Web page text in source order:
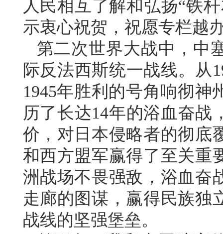
人民相互了解和弘扬“铁
示衷心祝贺，祝愿专栏越
第二次世界大战中，中
际反法西斯统一战线。从
1945年胜利的号角响彻
历了长达14年的浴血奋战
价，对日本侵略者的彻底
和西方盟军赢得了至关重
洲战场不畏强敌，浴血奋
走廊的图谋，赢得民族独
战线的坚强堡垒。